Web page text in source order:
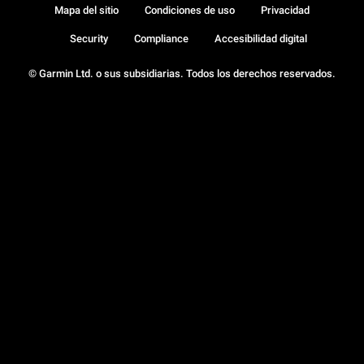
© Garmin Ltd. o sus subsidiarias. Todos los derechos reservados.
Mapa del sitio Condiciones de uso Privacidad
Security Compliance Accesibilidad digital